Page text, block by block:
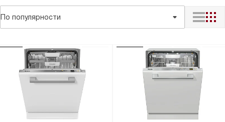
По популярности